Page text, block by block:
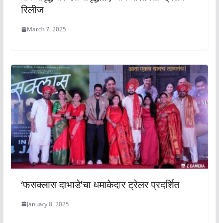
रिलीज
March 7, 2025
‘फसक्लास दाभाडे’चा धमाकेदार ट्रेलर प्रदर्शित
January 8, 2025